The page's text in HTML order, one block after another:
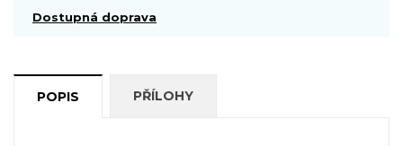
Dostupná doprava
POPIS PŘÍLOHY